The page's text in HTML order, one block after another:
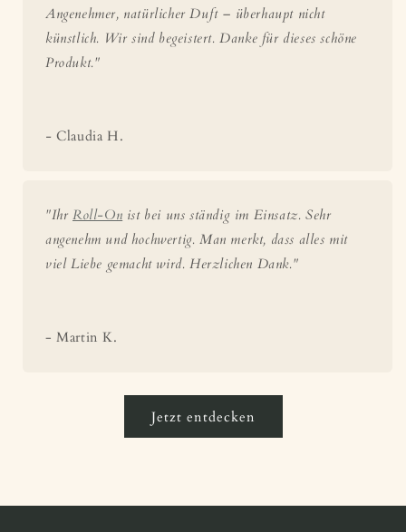
Angenehmer, natürlicher Duft – überhaupt nicht
künstlich. Wir sind begeistert. Danke für dieses schöne
Produkt."
-Claudia H.
"Ihr Roll-On ist bei uns ständig im Einsatz. Sehr
angenehm und hochwertig. Man merkt, dass alles mit
viel Liebe gemacht wird. Herzlichen Dank."
- Martin K.
Jetzt entdecken